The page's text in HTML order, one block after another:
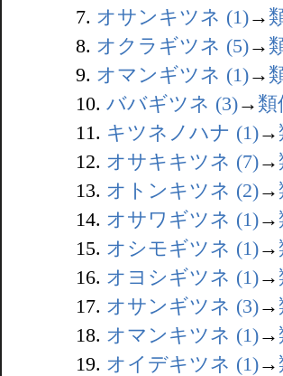
7. オサンキツネ (1)→
8. オクラギツネ (5)→
9. オマンギツネ (1)→
10. ババギツネ (3)→ 類
11. キツネノハナ (1)→
12. オサキキツネ (7)→
13. オトンキツネ (2)→
14. オサワギツネ (1)→
15. オシモギツネ (1)→
16. オヨシギツネ (1)→
17. オサンギツネ (3)→
18. オマンキツネ (1)→
19. オイデキツネ (1)→